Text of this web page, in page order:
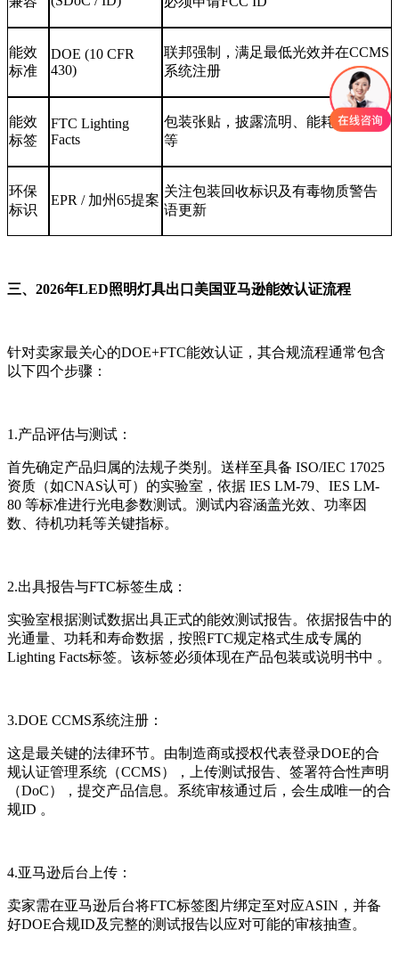
能效
标准
DOE (10 CFR
430)
联邦强制，满足最低光效并在CCMS
系统注册
能效
标签
FTC Lighting
Facts
包装张贴，披露流明、能耗、色温
等
环保
标识
EPR / 加州65提案
关注包装回收标识及有毒物质警告
语更新
三、2026年LED照明灯具出口美国亚马逊能效认证流程
针对卖家最关心的DOE+FTC能效认证，其合规流程通常包含
以下四个步骤：
1.产品评估与测试：
首先确定产品归属的法规子类别。送样至具备 ISO/IEC 17025
资质（如CNAS认可）的实验室，依据 IES LM-79、IES LM-
80 等标准进行光电参数测试。测试内容涵盖光效、功率因
数、待机功耗等关键指标。
2.出具报告与FTC标签生成：
实验室根据测试数据出具正式的能效测试报告。依据报告中的
光通量、功耗和寿命数据，按照FTC规定格式生成专属的
Lighting Facts标签。该标签必须体现在产品包装或说明书中 。
3.DOE CCMS系统注册：
这是最关键的法律环节。由制造商或授权代表登录DOE的合
规认证管理系统（CCMS），上传测试报告、签署符合性声明
（DoC），提交产品信息。系统审核通过后，会生成唯一的合
规ID 。
4.亚马逊后台上传：
卖家需在亚马逊后台将FTC标签图片绑定至对应ASIN，并备
好DOE合规ID及完整的测试报告以应对可能的审核抽查。